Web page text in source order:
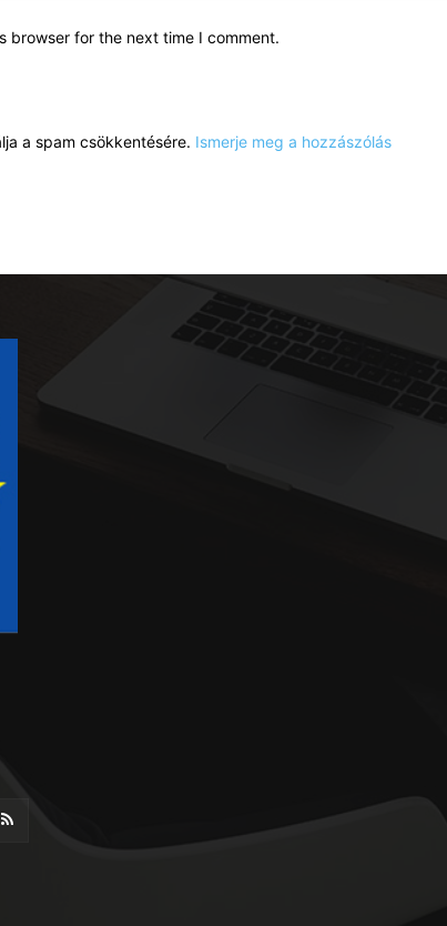
browser for the next time I comment.
a spam csökkentésére. Ismerje meg a hozzászólás